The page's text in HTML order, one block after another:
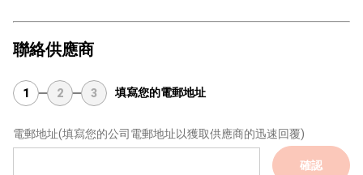
聯絡供應商
1 2 3 填寫您的電郵地址
電郵地址(填寫您的公司電郵地址以獲取供應商的迅速回覆)
確認